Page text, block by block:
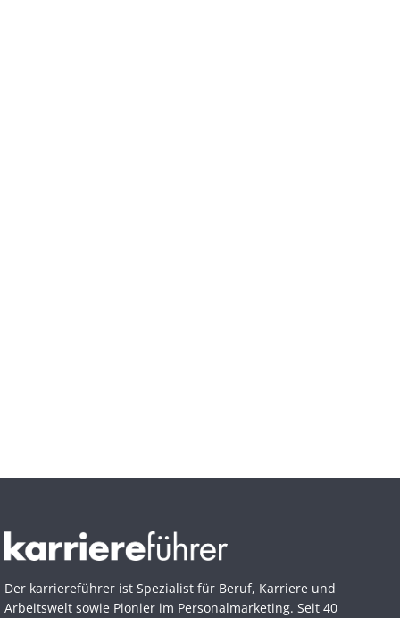
Der karriereführer ist Spezialist für Beruf, Karriere und
Arbeitswelt sowie Pionier im Personal­marketing. Seit 40